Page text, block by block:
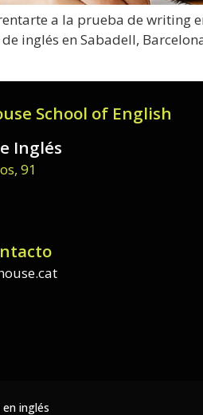
a la prueba de writing
inglés en Sabadell,
School of English
Inglés
91
inglés